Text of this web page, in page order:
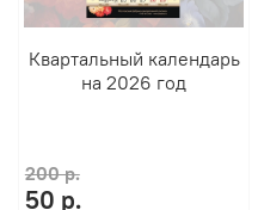
Квартальный календарь
на 2026 год
200 р.
50 р.